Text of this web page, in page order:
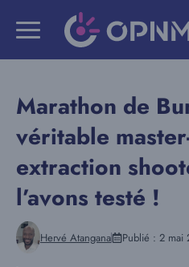
Marathon de
véritable
extraction
l’avons testé !
Hervé Atangana Publié : 2 mai